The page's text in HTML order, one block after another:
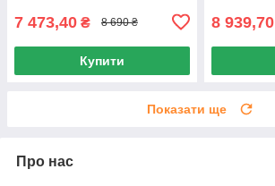
7 473,40 ₴ 8 690 ₴
Купити
8 939,70
Показати ще
Про нас